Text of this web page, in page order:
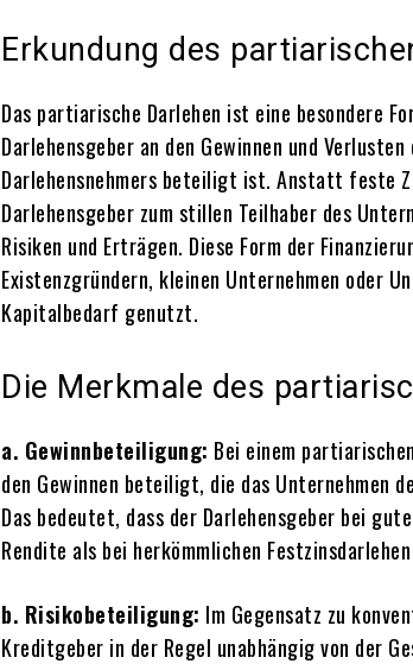
Erkundung des
Das partiarische Darlehen ist eine besondere
Darlehensgeber an den Gewinnen und
Darlehensnehmers beteiligt ist. Anstatt feste
Darlehensgeber zum stillen Teilhaber des
Risiken und Erträgen. Diese Form der
Existenzgründern, kleinen Unternehmen oder
Kapitalbedarf genutzt.
Die Merkmale des
a. Gewinnbeteiligung: Bei einem
den Gewinnen beteiligt, die das Unternehmen
Das bedeutet, dass der Darlehensgeber bei
Rendite als bei herkömmlichen
b. Risikobeteiligung: Im Gegensatz zu
Kreditgeber in der Regel unabhängig von der